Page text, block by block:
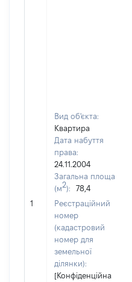
1
Вид об'єкта:
Квартира
Дата набуття
права:
24.11.2004
Загальна площа
(м2):
78,4
Реєстраційний
номер
(кадастровий
номер для
земельної
ділянки):
[Конфіденційна